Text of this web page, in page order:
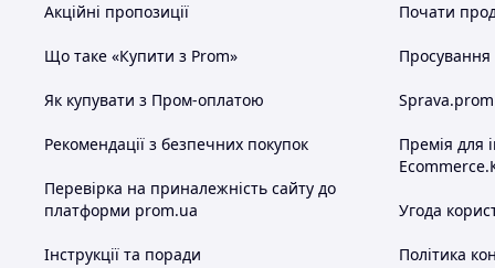
Акційні пропозиції
Що таке «Купити з Prom»
Як купувати з Пром-оплатою
Рекомендації з безпечних покупок
Перевірка на приналежність сайту до
платформи prom.ua
Інструкції та поради
Почати
Просування
Премія для
Угода
Політика